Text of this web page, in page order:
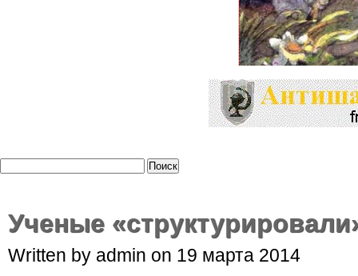
Ученые
Written by admin on 19 марта 2014